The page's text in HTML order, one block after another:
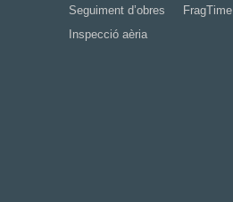
Seguiment d’obres
Inspecció aèria
FragTime